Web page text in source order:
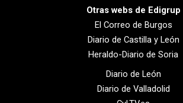
Otras webs de Edigrup
El Correo de Burgos
Diario de Castilla y León
Heraldo-Diario de Soria
Diario de León
Diario de Valladolid